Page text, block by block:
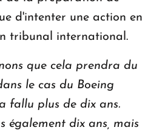
d'intenter une action en
tribunal international.
que cela prendra du
le cas du Boeing
fallu plus de dix ans.
également dix ans, mais